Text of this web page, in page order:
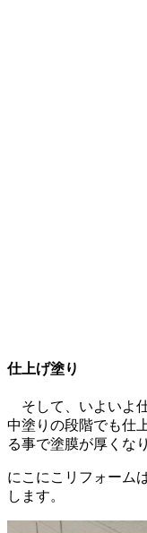
仕上げ塗り
そして、いよいよ
中塗りの段階でも仕
る事で塗膜が厚くな
にこにこリフォーム
します。